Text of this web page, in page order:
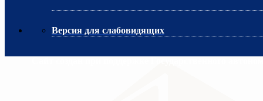
Версия для слабовидящих